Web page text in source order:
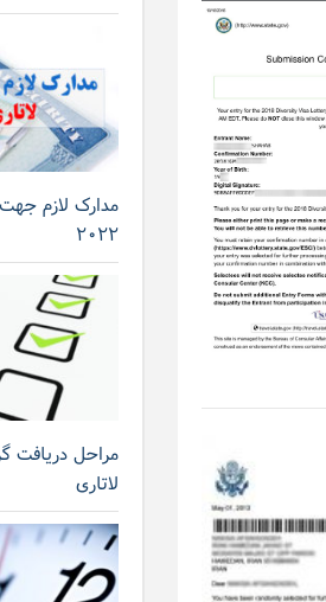
مدارک لازم
۲۰۲۲
مراحل دریافت
لاتاری